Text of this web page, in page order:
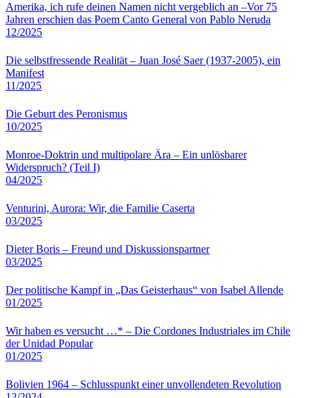
Amerika, ich rufe deinen Namen nicht vergeblich an –Vor 75
Jahren erschien das Poem Canto General von Pablo Neruda
12/2025
Die selbstfressende Realität – Juan José Saer (1937-2005), ein
Manifest
11/2025
Die Geburt des Peronismus
10/2025
Monroe-Doktrin und multipolare Ära – Ein unlösbarer
Widerspruch? (Teil I)
04/2025
Venturini, Aurora: Wir, die Familie Caserta
03/2025
Dieter Boris – Freund und Diskussionspartner
03/2025
Der politische Kampf in „Das Geisterhaus“ von Isabel Allende
01/2025
Wir haben es versucht …* – Die Cordones Industriales im Chile
der Unidad Popular
01/2025
Bolivien 1964 – Schlusspunkt einer unvollendeten Revolution